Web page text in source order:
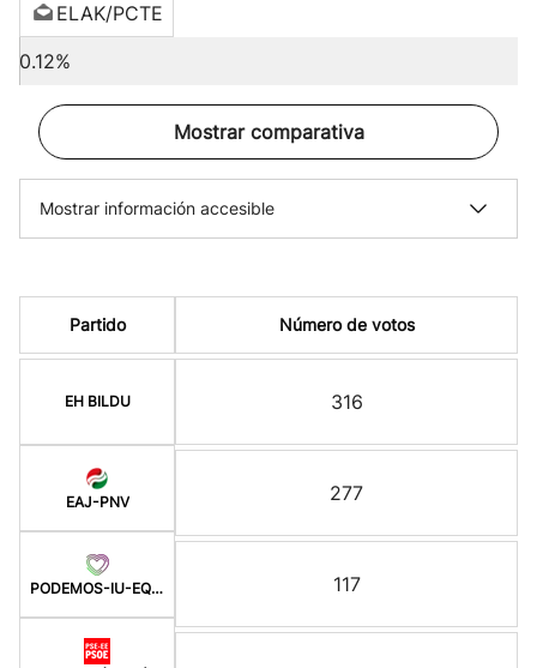
ELAK/PCTE
0.12%
Mostrar comparativa
Mostrar información accesible
Partido
EH BILDU
EAJ-PNV
PODEMOS-IU-EQUO BERD
Número de votos
316
277
117